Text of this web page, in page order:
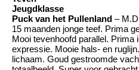
Jeugdklasse
Puck van het Pullenland –
15 maanden jonge teef. Prima
Mooi tevenhoofd parallel. Prima
expressie. Mooie hals- en
lichaam. Goud gestroomde